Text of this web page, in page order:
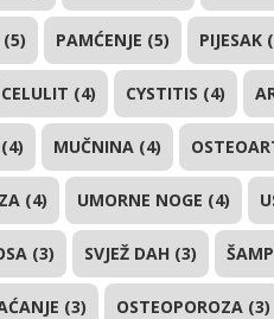
(5) PAMĆENJE (5) PIJESAK
CELULIT (4) CYSTITIS (4)
MUČNINA (4)
(4) UMORNE NOGE (4)
(3) SVJEŽ DAH (3)
(3) OSTEOPOROZA (3)